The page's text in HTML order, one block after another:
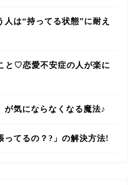
は“持ってる状態”に耐え
と♡恋愛不安症の人が楽に
が気にならなくなる魔法♪
ってるの？?」の解決方法!